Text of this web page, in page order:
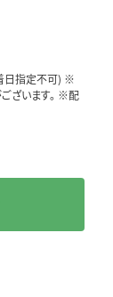
日指定不可) ※
ざいます。 ※配